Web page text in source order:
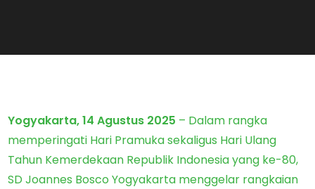
Yogyakarta, 14 Agustus 2025 – Dalam rangka
memperingati Hari Pramuka sekaligus Hari Ulang
Tahun Kemerdekaan Republik Indonesia yang ke-80,
SD Joannes Bosco Yogyakarta menggelar rangkaian